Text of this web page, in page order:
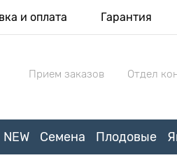
и оплата Гарантия
Прием заказов Отдел
NEW Семена Плодовые